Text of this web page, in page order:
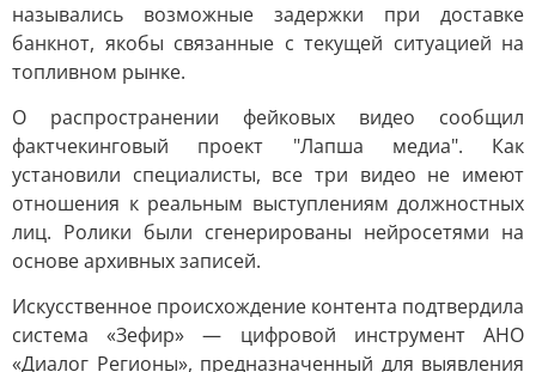
назывались возможные задержки при доставке
банкнот, якобы связанные с текущей ситуацией на
топливном рынке.
О распространении фейковых видео сообщил
фактчекинговый проект "Лапша медиа". Как
установили специалисты, все три видео не имеют
отношения к реальным выступлениям должностных
лиц. Ролики были сгенерированы нейросетями на
основе архивных записей.
Искусственное происхождение контента подтвердила
система «Зефир» — цифровой инструмент АНО
«Диалог Регионы», предназначенный для выявления